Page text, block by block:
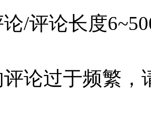
/评论长度
论过于频繁，